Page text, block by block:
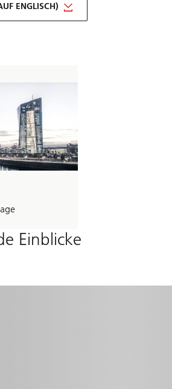
ENGLISCH)
Makro-
Aktualisierungen
Einblicke